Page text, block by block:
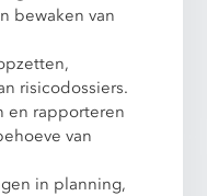
bewaken van
risicodossiers.
en rapporteren
van
in planning,